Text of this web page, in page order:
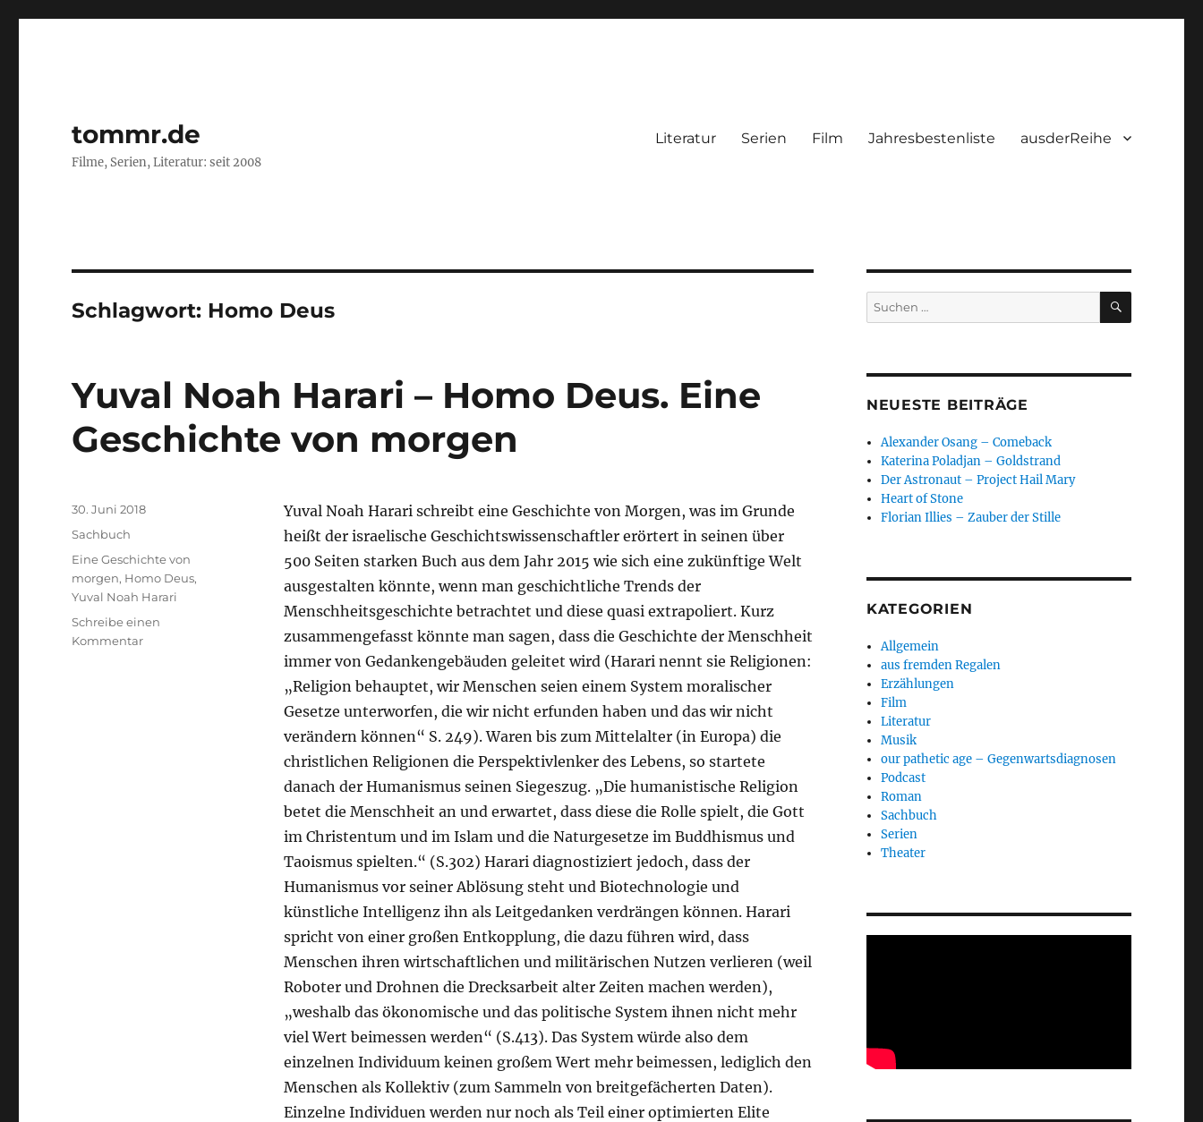
tommr.de
Filme, Serien, Literatur: seit 2008
Literatur Serien Film Jahresbestenliste ausderReihe
Schlagwort: Homo Deus
Yuval Noah Harari – Homo Deus. Eine
Geschichte von morgen
Yuval Noah Harari schreibt eine Geschichte von Morgen, was im Grunde
heißt der israelische Geschichtswissenschaftler erörtert in seinen über
500 Seiten starken Buch aus dem Jahr 2015 wie sich eine zukünftige Welt
ausgestalten könnte, wenn man geschichtliche Trends der
Menschheitsgeschichte betrachtet und diese quasi extrapoliert. Kurz
zusammengefasst könnte man sagen, dass die Geschichte der Menschheit
immer von Gedankengebäuden geleitet wird (Harari nennt sie Religionen:
„Religion behauptet, wir Menschen seien einem System moralischer
Gesetze unterworfen, die wir nicht erfunden haben und das wir nicht
verändern können“ S. 249). Waren bis zum Mittelalter (in Europa) die
christlichen Religionen die Perspektivlenker des Lebens, so startete
danach der Humanismus seinen Siegeszug. „Die humanistische Religion
betet die Menschheit an und erwartet, dass diese die Rolle spielt, die Gott
im Christentum und im Islam und die Naturgesetze im Buddhismus und
Taoismus spielten.“ (S.302) Harari diagnostiziert jedoch, dass der
Humanismus vor seiner Ablösung steht und Biotechnologie und
künstliche Intelligenz ihn als Leitgedanken verdrängen können. Harari
spricht von einer großen Entkopplung, die dazu führen wird, dass
Menschen ihren wirtschaftlichen und militärischen Nutzen verlieren (weil
Roboter und Drohnen die Drecksarbeit alter Zeiten machen werden),
„weshalb das ökonomische und das politische System ihnen nicht mehr
viel Wert beimessen werden“ (S.413). Das System würde also dem
einzelnen Individuum keinen großem Wert mehr beimessen, lediglich den
Menschen als Kollektiv (zum Sammeln von breitgefächerten Daten).
Einzelne Individuen werden nur noch als Teil einer optimierten Elite
Veröffentlicht
30. Juni 2018
Kategorien
Sachbuch
Schlagwörter
Eine Geschichte von
morgen, Homo Deus,
Yuval Noah Harari
Schreibe einen
Kommentarzu
Suchen
nach:
SUCHEN
NEUESTE BEITRÄGE
Alexander Osang – Comeback
Katerina Poladjan – Goldstrand
Der Astronaut – Project Hail Mary
Heart of Stone
Florian Illies – Zauber der Stille
KATEGORIEN
Allgemein
aus fremden Regalen
Erzählungen
Film
Literatur
Musik
our pathetic age – Gegenwartsdiagnosen
Podcast
Roman
Sachbuch
Serien
Theater